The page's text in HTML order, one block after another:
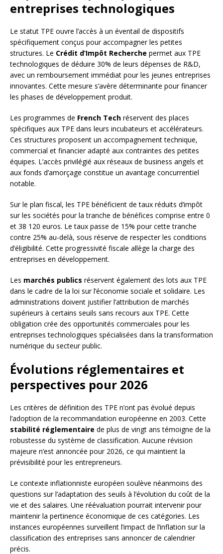
entreprises technologiques
Le statut TPE ouvre l’accès à un éventail de dispositifs
spécifiquement conçus pour accompagner les petites
structures. Le Crédit d’Impôt Recherche permet aux TPE
technologiques de déduire 30% de leurs dépenses de R&D,
avec un remboursement immédiat pour les jeunes entreprises
innovantes. Cette mesure s’avère déterminante pour financer
les phases de développement produit.
Les programmes de French Tech réservent des places
spécifiques aux TPE dans leurs incubateurs et accélérateurs.
Ces structures proposent un accompagnement technique,
commercial et financier adapté aux contraintes des petites
équipes. L’accès privilégié aux réseaux de business angels et
aux fonds d’amorçage constitue un avantage concurrentiel
notable.
Sur le plan fiscal, les TPE bénéficient de taux réduits d’impôt
sur les sociétés pour la tranche de bénéfices comprise entre 0
et 38 120 euros. Le taux passe de 15% pour cette tranche
contre 25% au-delà, sous réserve de respecter les conditions
d’éligibilité. Cette progressivité fiscale allège la charge des
entreprises en développement.
Les marchés publics réservent également des lots aux TPE
dans le cadre de la loi sur l’économie sociale et solidaire. Les
administrations doivent justifier l’attribution de marchés
supérieurs à certains seuils sans recours aux TPE. Cette
obligation crée des opportunités commerciales pour les
entreprises technologiques spécialisées dans la transformation
numérique du secteur public.
Évolutions réglementaires et
perspectives pour 2026
Les critères de définition des TPE n’ont pas évolué depuis
l’adoption de la recommandation européenne en 2003. Cette
stabilité réglementaire de plus de vingt ans témoigne de la
robustesse du système de classification. Aucune révision
majeure n’est annoncée pour 2026, ce qui maintient la
prévisibilité pour les entrepreneurs.
Le contexte inflationniste européen soulève néanmoins des
questions sur l’adaptation des seuils à l’évolution du coût de la
vie et des salaires. Une réévaluation pourrait intervenir pour
maintenir la pertinence économique de ces catégories. Les
instances européennes surveillent l’impact de l’inflation sur la
classification des entreprises sans annoncer de calendrier
précis.